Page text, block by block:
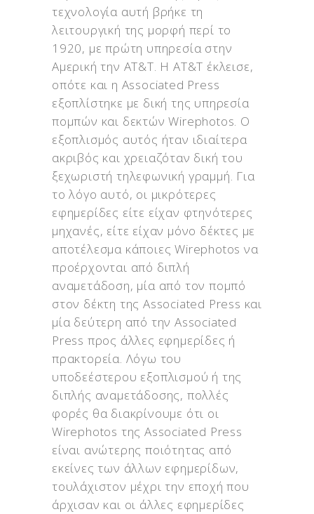
τεχνολογία αυτή βρήκε τη
λειτουργική της μορφή περί το
1920, με πρώτη υπηρεσία στην
Αμερική την ΑΤ&Τ. Η ΑΤ&Τ έκλεισε,
οπότε και η Associated Press
εξοπλίστηκε με δική της υπηρεσία
πομπών και δεκτών Wirephotos. Ο
εξοπλισμός αυτός ήταν ιδιαίτερα
ακριβός και χρειαζόταν δική του
ξεχωριστή τηλεφωνική γραμμή. Για
το λόγο αυτό, οι μικρότερες
εφημερίδες είτε είχαν φτηνότερες
μηχανές, είτε είχαν μόνο δέκτες με
αποτέλεσμα κάποιες Wirephotos να
προέρχονται από διπλή
αναμετάδοση, μία από τον πομπό
στον δέκτη της Associated Press και
μία δεύτερη από την Associated
Press προς άλλες εφημερίδες ή
πρακτορεία. Λόγω του
υποδεέστερου εξοπλισμού ή της
διπλής αναμετάδοσης, πολλές
φορές θα διακρίνουμε ότι οι
Wirephotos της Associated Press
είναι ανώτερης ποιότητας από
εκείνες των άλλων εφημερίδων,
τουλάχιστον μέχρι την εποχή που
άρχισαν και οι άλλες εφημερίδες